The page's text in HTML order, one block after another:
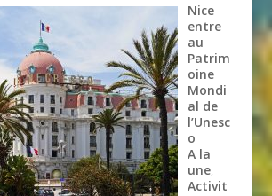
Nice
entre
au
Patrim
oine
Mondi
al de
l’Unesc
o
A la
une,
Activit